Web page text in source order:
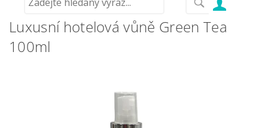
Luxusní hotelová vůně Green Tea
100ml